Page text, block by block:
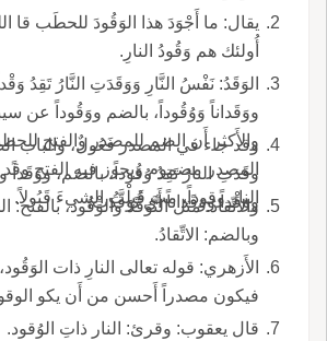
يقال: ما أَجْوَدَ هذا الوَقُودَ
أُولئك هم وَقُودُ النارِ.
الوَقَدُ: نَفْسُ النَّارِ وَوَقَدَتِ النَّارُ تَقِدُ
ووَقَداناً وَوُقُوداً، بالضم ووَقُوداً عن
والأَكثر أَن الضم للمصدر والفتح
النار وقوداً، مث قَبِلْتُ الشيءَ قَبُولاً.
وقد جاء في المصدر فَعُولٌ، والباب
وقَدَتِ النارُ تَقِدُ وُقُوداً، بالضم، ووَقَداً
ووَقْداً ووَقَداناً أَي تَوَقَّدَتْ.
والاتِّقادُ: مثل التَّوَقُّد والوَقُود،
وبالضم: الاتِّقادُ.
الأَزهري: قوله تعالى النارِ ذات
فيكون مصدراً أَحسن من أَن يكو الوقود الحطب.
قال يعقوب: وقرئ: النار ذاتِ الوُقود.